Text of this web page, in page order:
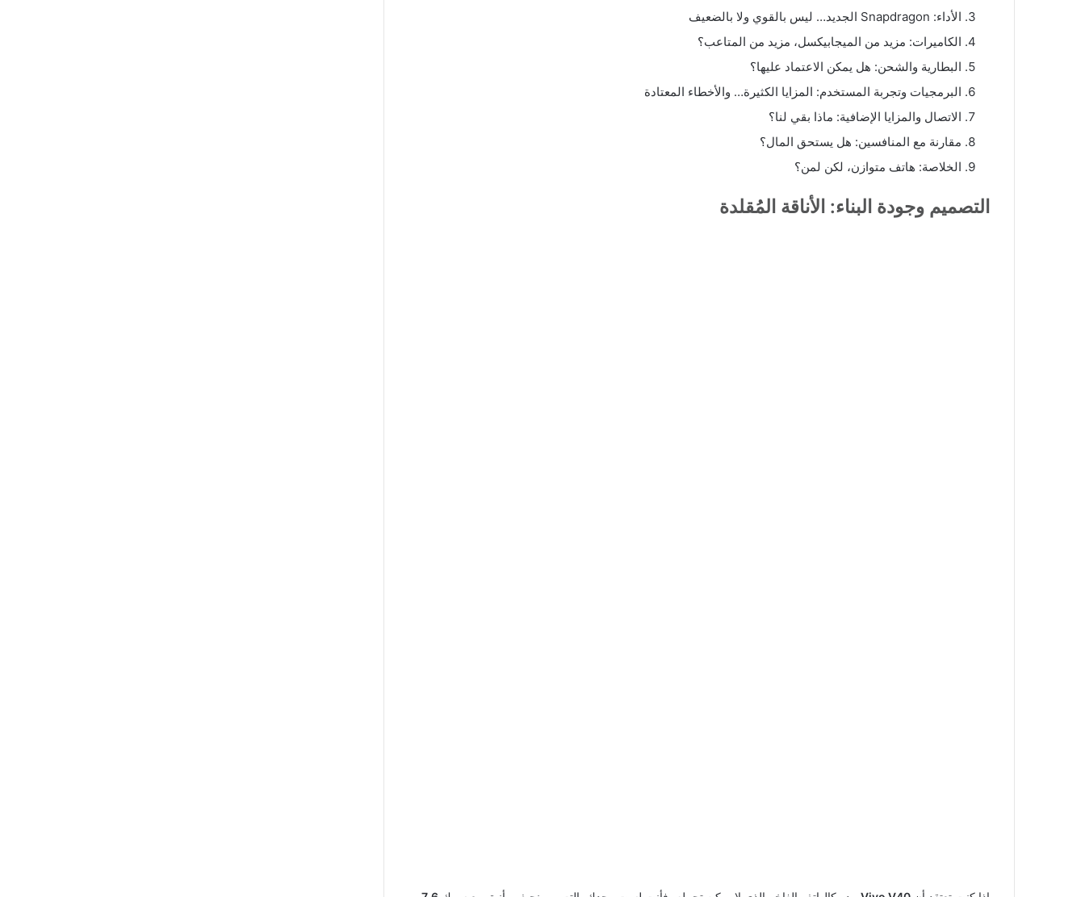
الأداء: Snapdragon الجديد… ليس بالقوي ولا بالضعيف
الكاميرات: مزيد من الميجابيكسل، مزيد من المتاعب؟
البطارية والشحن: هل يمكن الاعتماد عليها؟
البرمجيات وتجربة المستخدم: المزايا الكثيرة… والأخطاء المعتادة
الاتصال والمزايا الإضافية: ماذا بقي لنا؟
مقارنة مع المنافسين: هل يستحق المال؟
الخلاصة: هاتف متوازن، لكن لمن؟
التصميم وجودة البناء: الأناقة المُقلدة